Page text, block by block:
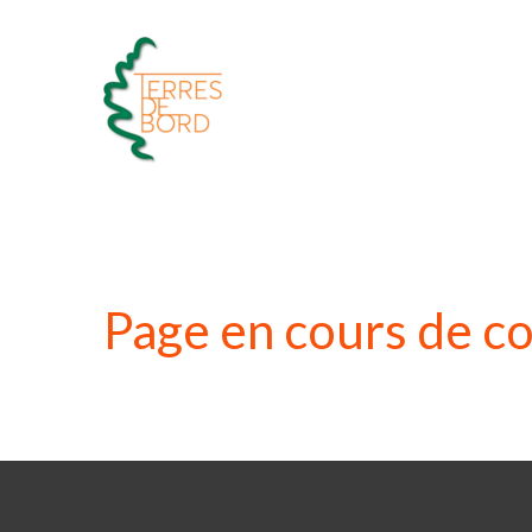
Page en cours de